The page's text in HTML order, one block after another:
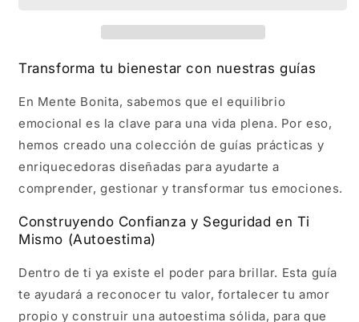
Transforma tu bienestar con nuestras guías
En Mente Bonita, sabemos que el equilibrio
emocional es la clave para una vida plena. Por eso,
hemos creado una colección deguías prácticas y
enriquecedoras diseñadas para ayudarte a
comprender, gestionar y transformar tus emociones.
Construyendo Confianza y Seguridad en Ti
Mismo (Autoestima)
Dentro de ti ya existe el poder para brillar. Esta guía
te ayudará a reconocer tu valor, fortalecer tu amor
propio y construir una autoestima sólida, para que